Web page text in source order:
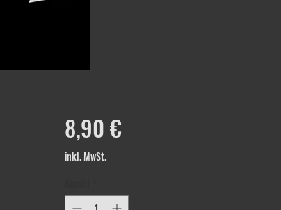
8,90 €Preis
inkl. MwSt.